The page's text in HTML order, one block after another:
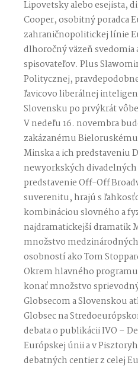
Lipovetsky alebo esejista,
Cooper, osobitný poradca
zahraničnopolitickej línie
dlhoročný väzeň svedomia
spisovateľov. Plus
Politycznej,
ľavicovo liberálnej
Slovensku po prvýkrát
V nedeľu 16. novembra
zakázanému
Minska a ich predstaveniu
newyorkských
predstavenie Off-Off
suverenitu, hrajú s
kombináciou slovného a
najdramatickejší dramatik
množstvo
osobností ako Tom
Okrem hlavného
konať množstvo
Globsecom a Slovenskou
Globsec na
debata o publikácii IVO –
Európskej únii a v
debatných centier z celej